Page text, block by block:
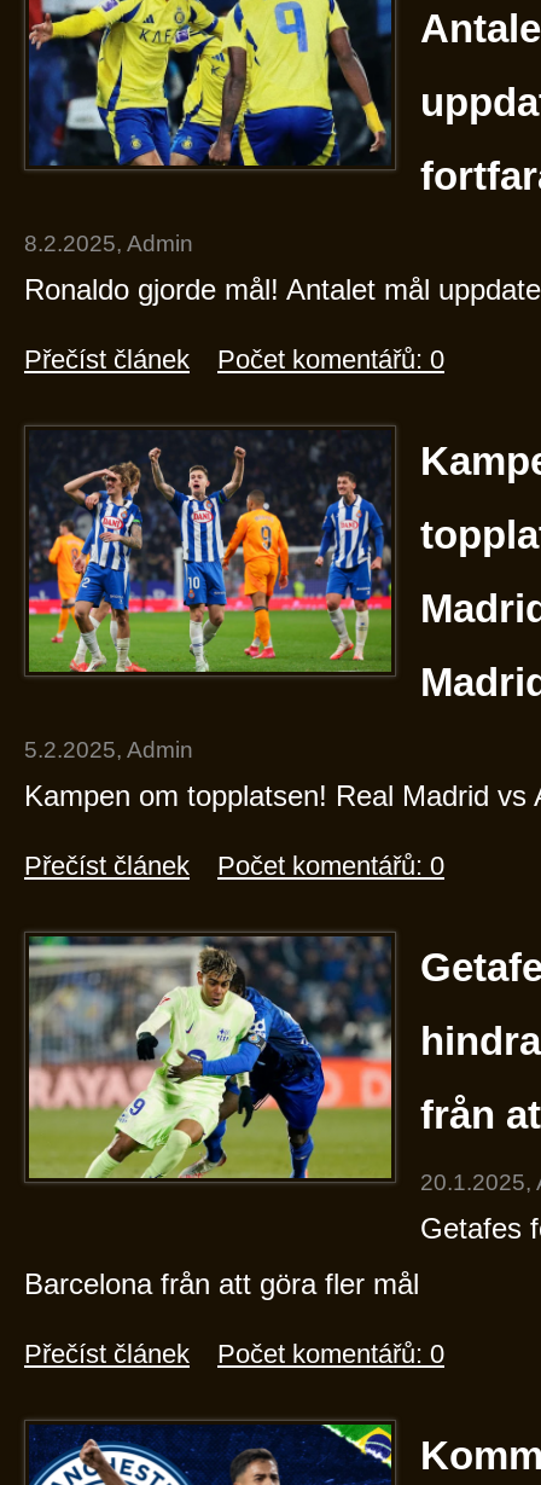
8.2.2025, Admin
Ronaldo gjorde mål! Antalet mål
Přečíst článek Počet komentářů: 0
5.2.2025, Admin
Kampen om topplatsen! Real Madrid vs
Přečíst článek Počet komentářů: 0
från
20.1.2025,
Getafes
Barcelona från att göra fler mål
Přečíst článek Počet komentářů: 0